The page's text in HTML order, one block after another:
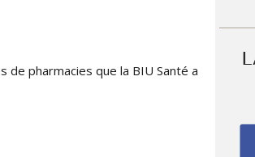
de pharmacies que la BIU Santé a